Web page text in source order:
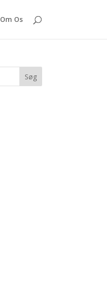
Om Os